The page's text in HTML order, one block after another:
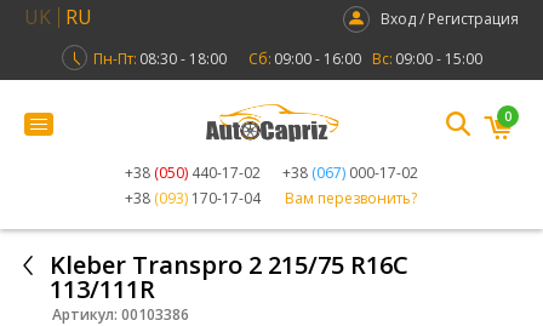
UK RU
Вход / Регистрация
Пн-Пт: 08:30 - 18:00 Сб: 09:00 - 16:00 Вс: 09:00 - 15:00
+38 (050) 440-17-02 +38 (067) 000-17-02
+38 (093) 170-17-04 Вам перезвонить?
0
Kleber Transpro 2 215/75 R16C
113/111R
Артикул: 00103386